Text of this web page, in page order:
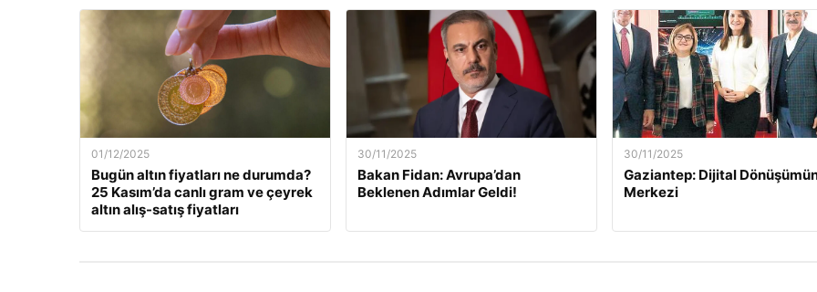
01/12/2025
Bugün altın fiyatları ne durumda?
25 Kasım’da canlı gram ve çeyrek
altın alış-satış fiyatları
30/11/2025
Bakan Fidan: Avrupa’dan
Beklenen Adımlar Geldi!
30/11/2025
Gaziantep: Dijital
Merkezi